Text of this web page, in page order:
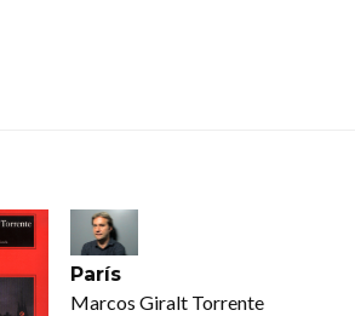
París
Marcos Giralt Torrente